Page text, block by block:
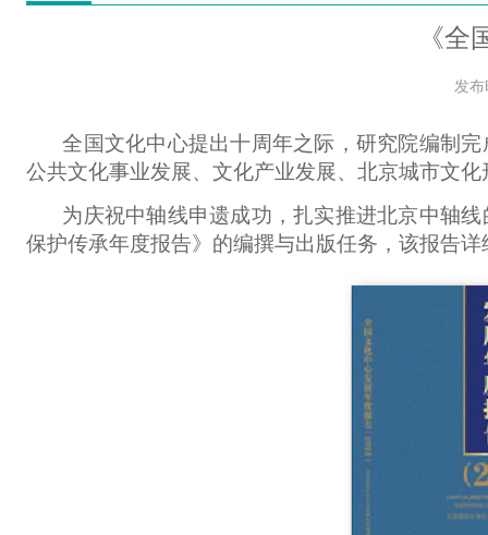
《
发布
全国文化中心提出十周年之际，研究院编制
公共文化事业发展、文化产业发展、北京城市文
为庆祝中轴线申遗成功，扎实推进北京中轴
保护传承年度报告》的编撰与出版任务，该报告